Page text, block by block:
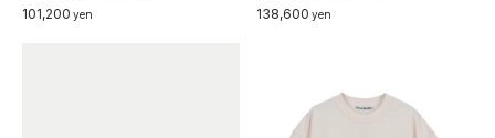
101,200 yen 138,600 yen